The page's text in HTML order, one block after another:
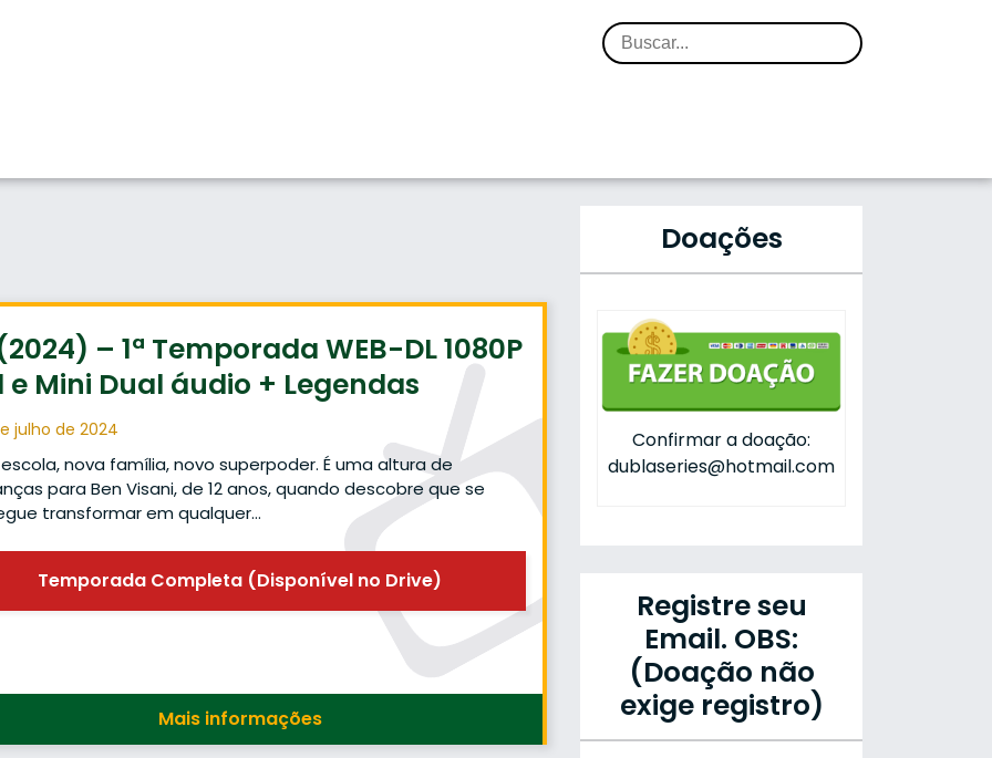
– 1ª Temporada WEB-DL 1080P
e Mini Dual áudio + Legendas
julho de 2024
nova família, novo superpoder. É uma altura de
para Ben Visani, de 12 anos, quando descobre que se
transformar em qualquer…
Temporada Completa (Disponível no Drive)
Mais informações
Doações
Confirmar a doação:
dublaseries@hotmail.com
Registre seu
Email. OBS:
(Doação não
exige registro)